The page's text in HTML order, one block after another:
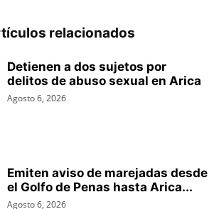
relacionados
Detienen a dos sujetos por
delitos de abuso sexual en Arica
Agosto 6, 2026
Emiten aviso de marejadas desde
el Golfo de Penas hasta Arica...
Agosto 6, 2026